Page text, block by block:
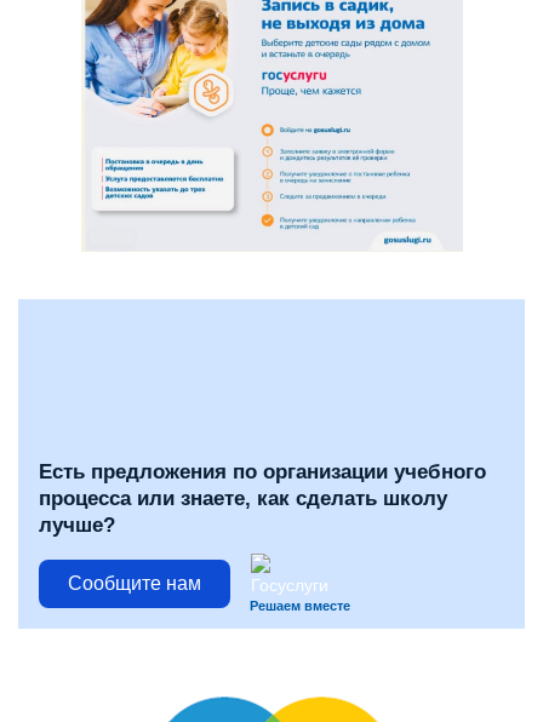
Есть предложения по организации учебного
процесса или знаете, как сделать школу
лучше?
Сообщите нам
Решаем вместе